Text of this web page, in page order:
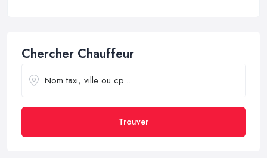
Chercher Chauffeur
Trouver